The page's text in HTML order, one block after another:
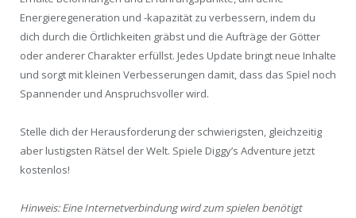
Energieregeneration und -kapazität zu verbessern, indem du
dich durch die Örtlichkeiten gräbst und die Aufträge der Götter
oder anderer Charakter erfüllst. Jedes Update bringt neue Inhalte
und sorgt mit kleinen Verbesserungen damit, dass das Spiel noch
Spannender und Anspruchsvoller wird.
Stelle dich der Herausforderung der schwierigsten, gleichzeitig
aber lustigsten Rätsel der Welt. Spiele Diggy’s Adventure jetzt
kostenlos!
Hinweis: Eine Internetverbindung wird zum spielen benötigt